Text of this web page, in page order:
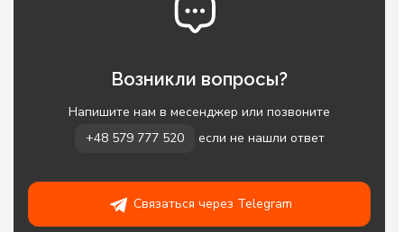
Возникли вопросы?
Напишите нам в месенджер или позвоните
+48 579 777 520
если не нашли ответ
Связаться через Telegram